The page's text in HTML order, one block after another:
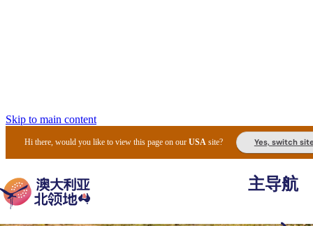
Skip to main content
Hi there, would you like to view this page on ourUSA site? Yes, switch
主导航